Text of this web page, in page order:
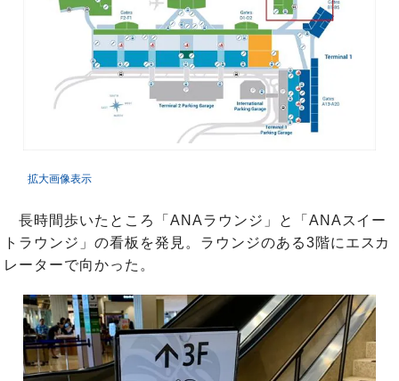
拡大画像表示
長時間歩いたところ「ANAラウンジ」と「ANAスイー
トラウンジ」の看板を発見。ラウンジのある3階にエスカ
レーターで向かった。